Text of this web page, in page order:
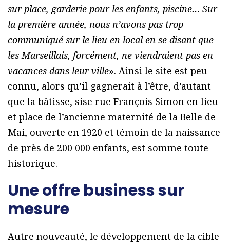
sur place, garderie pour les enfants, piscine… Sur
la première année, nous n’avons pas trop
communiqué sur le lieu en local en se disant que
les Marseillais, forcément, ne viendraient pas en
vacances dans leur ville». Ainsi le site est peu
connu, alors qu’il gagnerait à l’être, d’autant
que la bâtisse, sise rue François Simon en lieu
et place de l’ancienne maternité de la Belle de
Mai, ouverte en 1920 et témoin de la naissance
de près de 200 000 enfants, est somme toute
historique.
Une offre business sur
mesure
Autre nouveauté, le développement de la cible